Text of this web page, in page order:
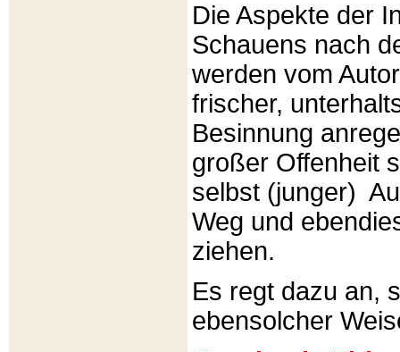
Die Aspekte der
Schauens nach
werden vom
frischer,
Besinnung
großer Offenheit
selbst (junger)
Weg und
ziehen.
Es regt dazu an,
ebensolcher